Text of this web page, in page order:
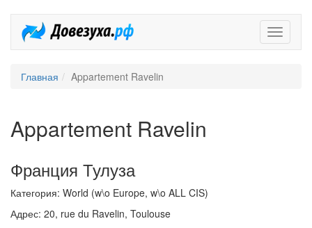
Главная Appartement Ravelin
Appartement Ravelin
Франция Тулуза
Категория: World (w\o Europe, w\o ALL CIS)
Адрес: 20, rue du Ravelin, Toulouse